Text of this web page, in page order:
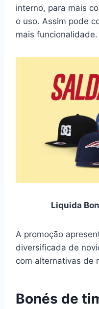
interno, para mais
o uso. Assim pode
mais funcionalidade.
Liquida
A promoção
diversificada de
com alternativas de
Bonés de